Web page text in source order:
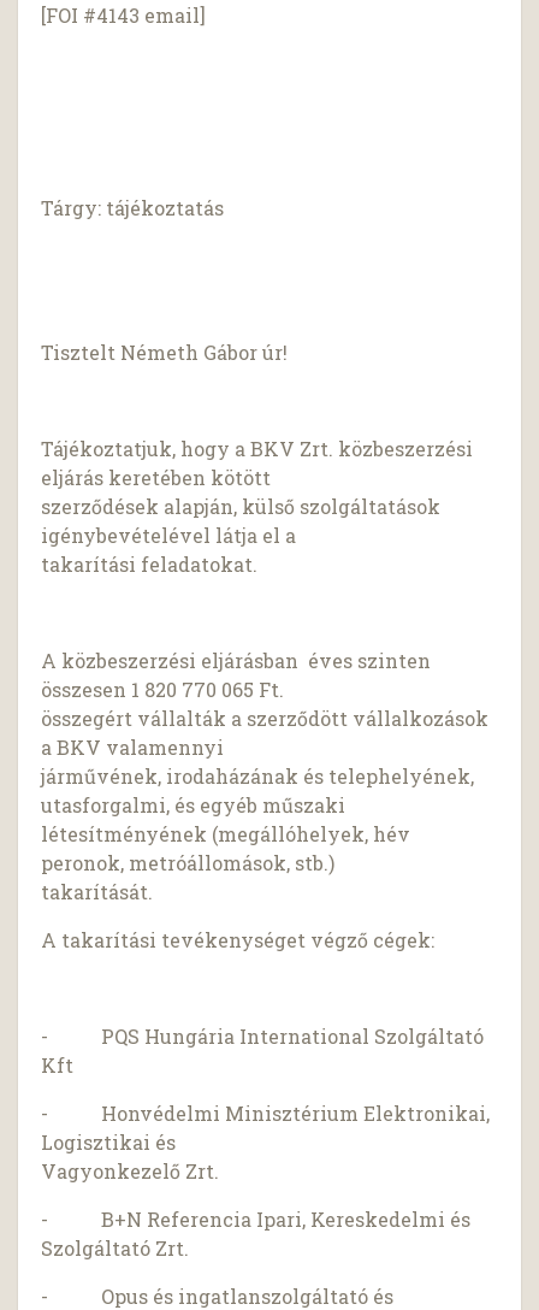
[FOI #4143 email]
Tárgy: tájékoztatás
Tisztelt Németh Gábor úr!
Tájékoztatjuk, hogy a BKV Zrt. közbeszerzési
eljárás keretében kötött
szerződések alapján, külső szolgáltatások
igénybevételével látja el a
takarítási feladatokat.
A közbeszerzési eljárásban éves szinten
összesen 1 820 770 065 Ft.
összegért vállalták a szerződött vállalkozások
a BKV valamennyi
járművének, irodaházának és telephelyének,
utasforgalmi, és egyéb műszaki
létesítményének (megállóhelyek, hév
peronok, metróállomások, stb.)
takarítását.
A takarítási tevékenységet végző cégek:
- PQS Hungária International Szolgáltató
Kft
- Honvédelmi Minisztérium Elektronikai,
Logisztikai és
Vagyonkezelő Zrt.
- B+N Referencia Ipari, Kereskedelmi és
Szolgáltató Zrt.
- Opus és ingatlanszolgáltató és